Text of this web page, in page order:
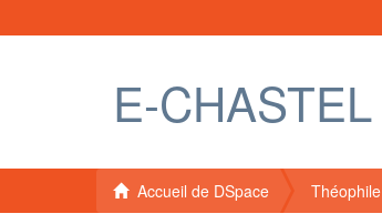
E-CHASTEL
Accueil de DSpace Théophile